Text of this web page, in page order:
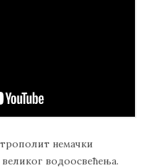
немачки
водоосвећења.